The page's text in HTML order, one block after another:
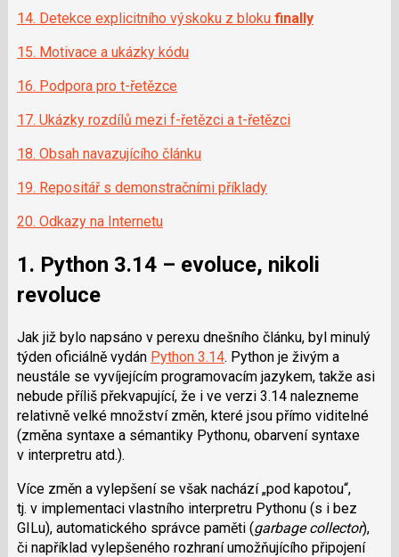
14. Detekce explicitního výskoku z bloku finally
15. Motivace a ukázky kódu
16. Podpora pro t-řetězce
17. Ukázky rozdílů mezi f-řetězci a t-řetězci
18. Obsah navazujícího článku
19. Repositář s demonstračními příklady
20. Odkazy na Internetu
1. Python 3.14 – evoluce, nikoli
revoluce
Jak již bylo napsáno v perexu dnešního článku, byl minulý
týden oficiálně vydán Python 3.14. Python je živým a
neustále se vyvíjejícím programovacím jazykem, takže asi
nebude příliš překvapující, že i ve verzi 3.14 nalezneme
relativně velké množství změn, které jsou přímo viditelné
(změna syntaxe a sémantiky Pythonu, obarvení syntaxe
v interpretru atd.).
Více změn a vylepšení se však nachází „pod kapotou“,
tj. v implementaci vlastního interpretru Pythonu (s i bez
GILu), automatického správce paměti (garbage collector),
či například vylepšeného rozhraní umožňujícího připojení